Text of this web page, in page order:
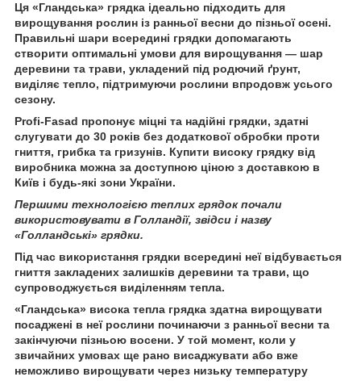
Ця «Гландська» грядка ідеально підходить для
вирощування рослин із ранньої весни до пізньої осені.
Правильні шари всередині грядки допомагають
створити оптимальні умови для вирощування — шар
деревини та трави, укладений під родючий ґрунт,
виділяє тепло, підтримуючи рослини впродовж усього
сезону.
Profi-Fasad пропонує міцні та надійні грядки, здатні
слугувати до 30 років без додаткової обробки проти
гниття, грибка та гризунів. Купити високу грядку від
виробника можна за доступною ціною з доставкою в
Київ і будь-які зони України.
Першими технологією теплих грядок почали
використовувати в Голландії, звідси і назву
«Голландські» грядки.
Під час використання грядки всередині неї відбувається
гниття закладених залишків деревини та трави, що
супроводжується виділенням тепла.
«Гландська» висока тепла грядка здатна вирощувати
посаджені в неї рослини починаючи з ранньої весни та
закінчуючи пізньою восени. У той момент, коли у
звичайних умовах ще рано висаджувати або вже
неможливо вирощувати через низьку температуру